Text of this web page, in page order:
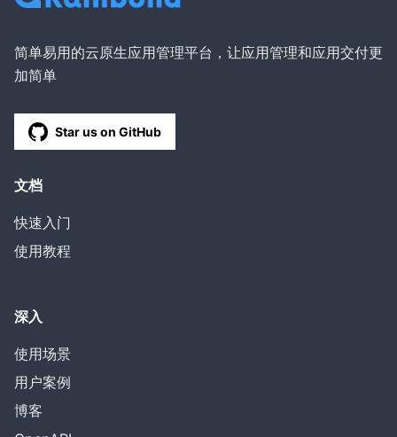
简单易用的云原生应用管理平台，让应用管理和应用交付更
加简单
Star us on GitHub
文档
快速入门
使用教程
深入
使用场景
用户案例
博客